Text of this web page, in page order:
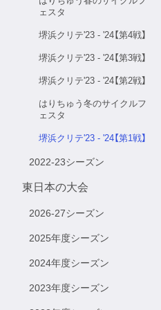
ェスタ
堺浜クリテ'23 - '24【第4戦】
堺浜クリテ'23 - '24【第3戦】
堺浜クリテ'23 - '24【第2戦】
はりちゅう冬のサイクルフ
ェスタ
堺浜クリテ'23 - '24【第1戦】
2022-23シーズン
東日本の大会
2026-27シーズン
2025年度シーズン
2024年度シーズン
2023年度シーズン